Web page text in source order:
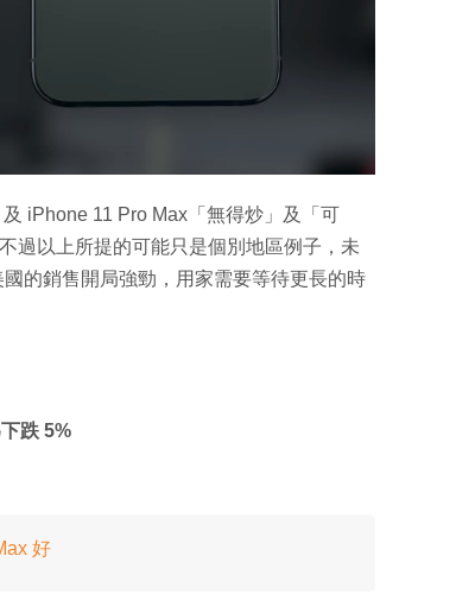
iPhone 11 Pro Max「無得炒」及「可
過以上所提的可能只是個別地區例子，未
的銷售開局強勁，用家需要等待更長的時
跌 5%
好